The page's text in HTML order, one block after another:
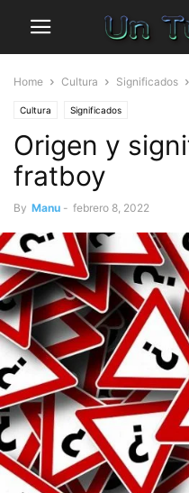
Home Cultura Significados
Cultura Significados
Origen y
fratboy
By Manu - febrero 8, 2022